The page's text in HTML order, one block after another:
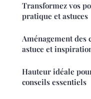
Transformez vos
pratique et astuces
Aménagement des
astuce et
Hauteur idéale
conseils essentiels